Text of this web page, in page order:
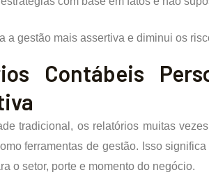
a gestão mais assertiva e diminui os
Contábeis
tradicional, os relatórios muitas
ferramentas de gestão. Isso
o setor, porte e momento do negócio.